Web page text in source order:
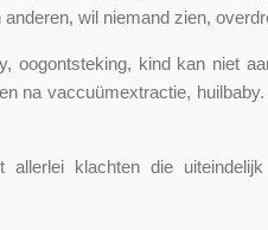
wil niemand zien,
oogontsteking, kind kan niet
na vaccuümextractie,
klachten die